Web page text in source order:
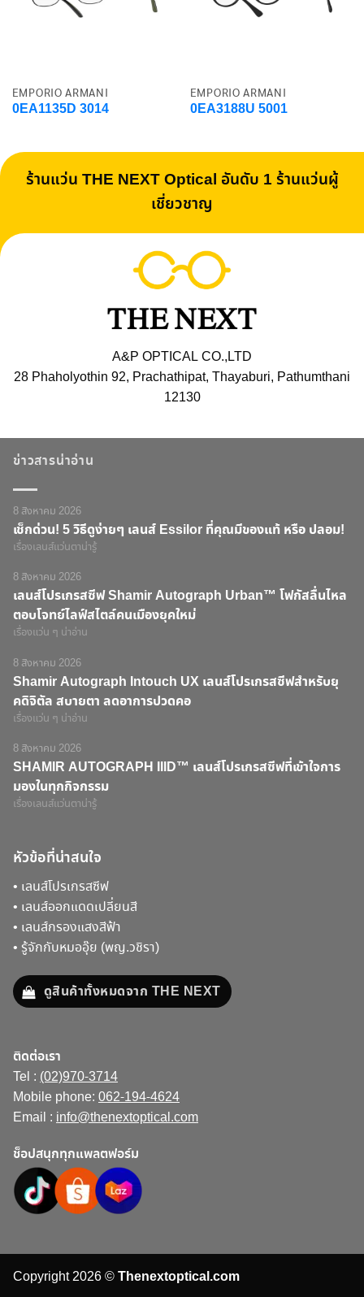
EMPORIO ARMANI
0EA1135D 3014
EMPORIO ARMANI
0EA3188U 5001
ร้านแว่น THE NEXT Optical อันดับ 1 ร้านแว่นผู้
เชี่ยวชาญ
A&P OPTICAL CO.,LTD
28 Phaholyothin 92, Prachathipat, Thayaburi, Pathumthani
12130
ข่าวสารน่าอ่าน
8 สิงหาคม 2026
เช็กด่วน! 5 วิธีดูง่ายๆ เลนส์ Essilor ที่คุณมีของแท้ หรือ ปลอม!
เรื่องเลนส์แว่นตาน่ารู้
8 สิงหาคม 2026
เลนส์โปรเกรสซีฟ Shamir Autograph Urban™ โฟกัสลื่นไหล
ตอบโจทย์ไลฟ์สไตล์คนเมืองยุคใหม่
เรื่องแว่น ๆ น่าอ่าน
8 สิงหาคม 2026
Shamir Autograph Intouch UX เลนส์โปรเกรสซีฟสำหรับยุ
คดิจิตัล สบายตา ลดอาการปวดคอ
เรื่องแว่น ๆ น่าอ่าน
8 สิงหาคม 2026
SHAMIR AUTOGRAPH IIID™ เลนส์โปรเกรสซีฟที่เข้าใจการ
มองในทุกกิจกรรม
เรื่องเลนส์แว่นตาน่ารู้
หัวข้อที่น่าสนใจ
• เลนส์โปรเกรสซีฟ
• เลนส์ออกแดดเปลี่ยนสี
• เลนส์กรองแสงสีฟ้า
• รู้จักกับหมออุ๊ย (พญ.วชิรา)
ดูสินค้าทั้งหมดจาก THE NEXT
ติดต่อเรา
Tel : (02)970-3714
Mobile phone: 062-194-4624
Email : info@thenextoptical.com
ช็อปสนุกทุกแพลตฟอร์ม
Copyright 2026 ©Thenextoptical.com